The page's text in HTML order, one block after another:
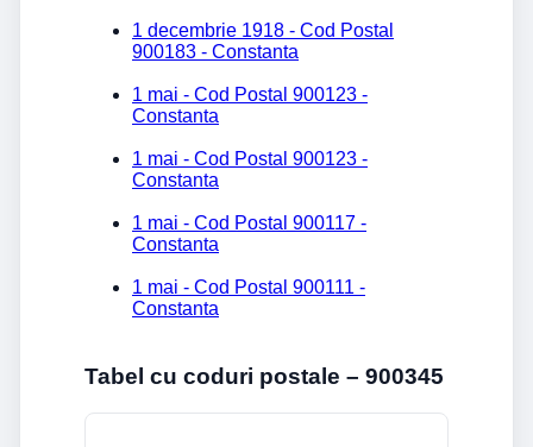
1 decembrie 1918 - Cod Postal
900183 - Constanta
1 mai - Cod Postal 900123 -
Constanta
1 mai - Cod Postal 900123 -
Constanta
1 mai - Cod Postal 900117 -
Constanta
1 mai - Cod Postal 900111 -
Constanta
Tabel cu coduri postale – 900345